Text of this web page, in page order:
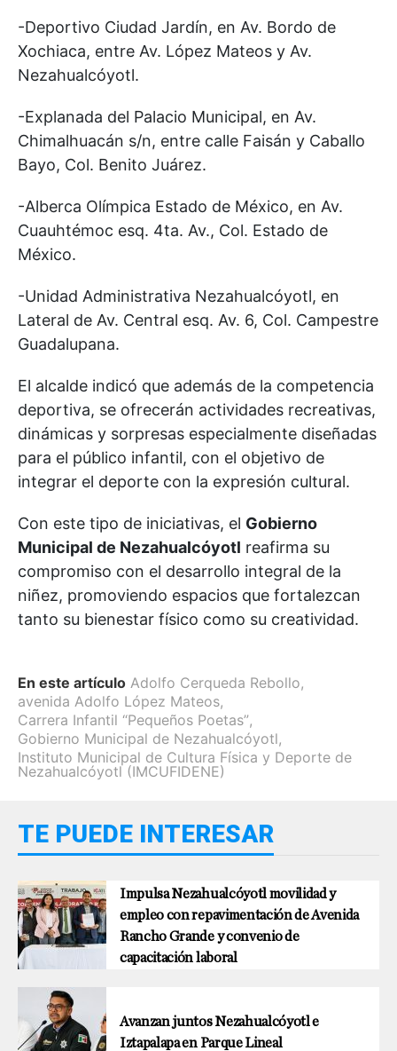
-Deportivo Ciudad Jardín, en Av. Bordo de
Xochiaca, entre Av. López Mateos y Av.
Nezahualcóyotl.
-Explanada del Palacio Municipal, en Av.
Chimalhuacán s/n, entre calle Faisán y Caballo
Bayo, Col. Benito Juárez.
-Alberca Olímpica Estado de México, en Av.
Cuauhtémoc esq. 4ta. Av., Col. Estado de
México.
-Unidad Administrativa Nezahualcóyotl, en
Lateral de Av. Central esq. Av. 6, Col. Campestre
Guadalupana.
El alcalde indicó que además de la competencia
deportiva, se ofrecerán actividades recreativas,
dinámicas y sorpresas especialmente diseñadas
para el público infantil, con el objetivo de
integrar el deporte con la expresión cultural.
Con este tipo de iniciativas, el Gobierno
Municipal de Nezahualcóyotl reafirma su
compromiso con el desarrollo integral de la
niñez, promoviendo espacios que fortalezcan
tanto su bienestar físico como su creatividad.
En este artículo Adolfo Cerqueda Rebollo,
avenida Adolfo López Mateos,
Carrera Infantil “Pequeños Poetas”,
Gobierno Municipal de Nezahualcóyotl,
Instituto Municipal de Cultura Física y Deporte de
Nezahualcóyotl (IMCUFIDENE)
TE PUEDE INTERESAR
Impulsa Nezahualcóyotl movilidad y
empleo con repavimentación de Avenida
Rancho Grande y convenio de
capacitación laboral
Avanzan juntos Nezahualcóyotl e
Iztapalapa en Parque Lineal